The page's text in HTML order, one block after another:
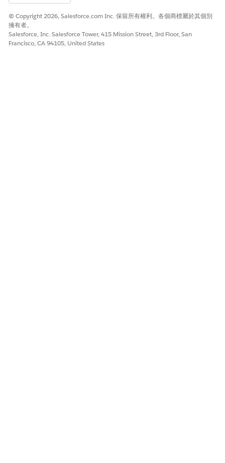
© Copyright 2026, Salesforce.com Inc. 保留所有權利。各個商標屬於其個別
擁有者。
Salesforce, Inc. Salesforce Tower, 415 Mission Street, 3rd Floor, San
Francisco, CA 94105, United States